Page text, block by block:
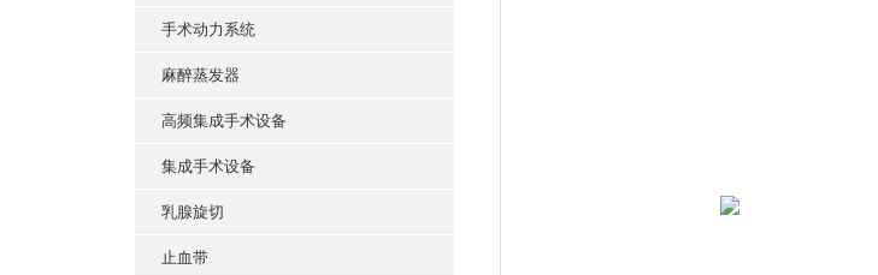
手术动力系统
麻醉蒸发器
高频集成手术设备
集成手术设备
乳腺旋切
止血带